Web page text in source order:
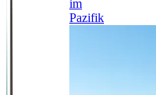
im
Pazifik